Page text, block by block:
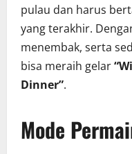
pulau dan harus
yang terakhir.
menembak, serta
bisa meraih gelar
Dinner”.
Mode